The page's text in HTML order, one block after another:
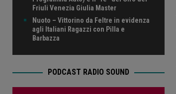
Friuli Venezia Giulia Master
Nuoto – Vittorino da Feltre in evidenza
agli Italiani Ragazzi con Pilla e
Barbazza
PODCAST RADIO SOUND